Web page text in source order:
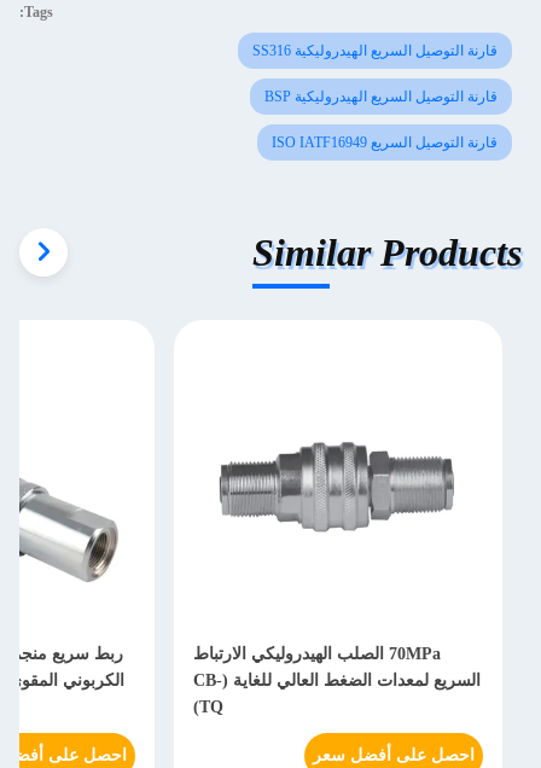
Tags:
قارنة التوصيل السريع الهيدروليكية SS316
قارنة التوصيل السريع الهيدروليكية BSP
قارنة التوصيل السريع ISO IATF16949
Similar Products
70MPa الصلب الهيدروليكي الارتباط
السريع لمعدات الضغط العالي للغاية (CB-
TQ)
احصل على أفضل سعر احصل على